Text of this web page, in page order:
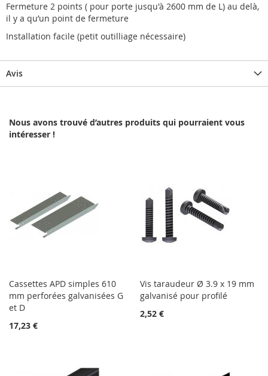
Fermeture 2 points ( pour porte jusqu'à 2600 mm de L) au delà,
il y a qu’un point de fermeture
Installation facile (petit outilliage nécessaire)
Avis
Nous avons trouvé d’autres produits qui pourraient vous
intéresser !
Cassettes APD simples 610
mm perforées galvanisées G
et D
17,23 €
Vis taraudeur Ø 3.9 x 19 mm
galvanisé pour profilé
2,52 €